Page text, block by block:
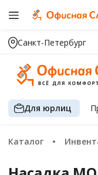
Санкт-Петербург
Для юрлиц
Каталог Инвентарь